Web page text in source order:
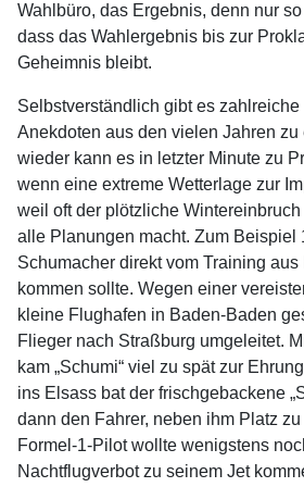
Wahlbüro, das Ergebnis, denn nur
dass das Wahlergebnis bis zur
Geheimnis bleibt.
Selbstverständlich gibt es zahlreiche
Anekdoten aus den vielen Jahren zu
wieder kann es in letzter Minute zu
wenn eine extreme Wetterlage zur
weil oft der plötzliche
alle Planungen macht. Zum Beispiel
Schumacher direkt vom Training aus
kommen sollte. Wegen einer
kleine Flughafen in Baden-Baden
Flieger nach Straßburg umgeleitet.
kam „Schumi“ viel zu spät zur
ins Elsass bat der frischgebackene
dann den Fahrer, neben ihm Platz
Formel-1-Pilot wollte wenigstens
Nachtflugverbot zu seinem Jet